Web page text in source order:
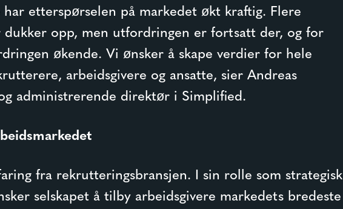
etterspørselen på markedet økt kraftig. Flere
dukker opp, men utfordringen er fortsatt der, og for
økende. Vi ønsker å skape verdier for hele
arbeidsgivere og ansatte, sier Andreas
administrerende direktør i Simplified.
fra rekrutteringsbransjen. I sin rolle som strategisk
selskapet å tilby arbeidsgivere markedets bredeste